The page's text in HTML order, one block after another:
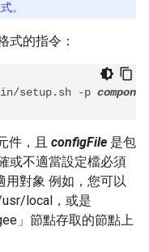
。
式的指令：
setup.sh -p
件，且 configFile 是包
或不適當設定檔必須
用對象 例如，您可以
local，或是
」節點存取的節點上